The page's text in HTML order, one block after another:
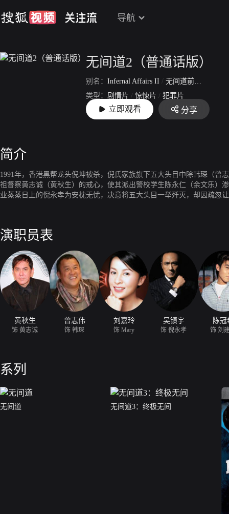
导航
无间道2（普通话版）
别名： Infernal Affairs II / 无间道前传
类型： 剧情片 / 惊悚片 / 犯罪片
上映： 2003-10-01
立即观看 分享
简介
1991年，香港黑帮龙头倪坤被杀，倪氏家族旗下五大头目中除韩琛（
祖督察黄志诚（黄秋生）的戒心，使其派出警校学生陈永仁（余文乐）
业蒸蒸日上的倪永孝为安枕无忧，决意将五大头目一举歼灭，却因疏忽
演职员表
黄秋生
饰 黄志诚
曾志伟
饰 韩琛
刘嘉玲
饰 Mary
吴镇宇
饰 倪永孝
陈冠
饰 刘
系列
无间道 无间道3：终极无间